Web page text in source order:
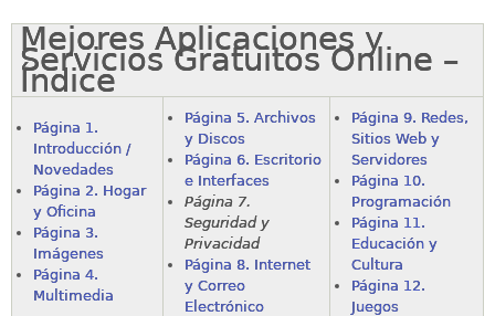
Mejores Aplicaciones y
Servicios Gratuitos Online –
Índice
Página 1.
Introducción /
Novedades
Página 2. Hogar
y Oficina
Página 3.
Imágenes
Página 4.
Multimedia
Página 5. Archivos
y Discos
Página 6. Escritorio
e Interfaces
Página 7.
Seguridad y
Privacidad
Página 8. Internet
y Correo
Electrónico
Página 9. Redes,
Sitios Web y
Servidores
Página 10.
Programación
Página 11.
Educación y
Cultura
Página 12.
Juegos